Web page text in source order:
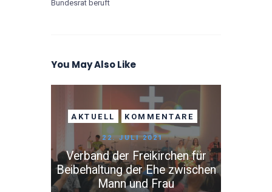
Bundesrat beruft
You May Also Like
AKTUELL KOMMENTARE
22. JULI 2021
Verband der Freikirchen für
Beibehaltung der Ehe zwischen
Mann und Frau